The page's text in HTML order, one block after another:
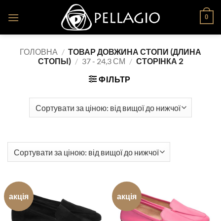
0
ГОЛОВНА / ТОВАР ДОВЖИНА СТОПИ (ДЛИНА
СТОПЫ) / 37 - 24,3 СМ / СТОРІНКА 2
ФІЛЬТР
акція акція